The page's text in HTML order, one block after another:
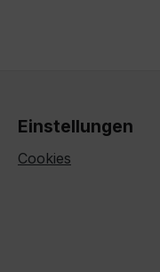
Einstellungen
Cookies